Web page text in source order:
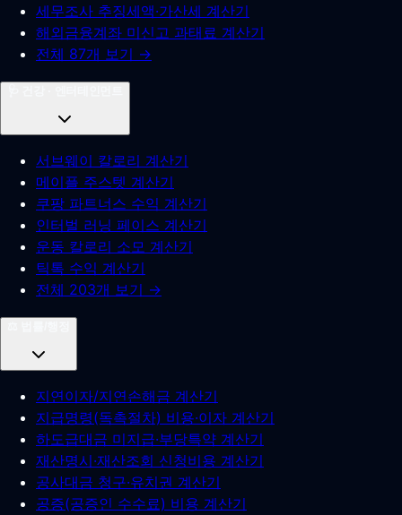
세무조사 추징세액·가산세 계산기
해외금융계좌 미신고 과태료 계산기
전체 87개 보기 →
서브웨이 칼로리 계산기
메이플 주스텟 계산기
쿠팡 파트너스 수익 계산기
인터벌 러닝 페이스 계산기
운동 칼로리 소모 계산기
틱톡 수익 계산기
전체 203개 보기 →
지연이자/지연손해금 계산기
지급명령(독촉절차) 비용·이자 계산기
하도급대금 미지급·부당특약 계산기
재산명시·재산조회 신청비용 계산기
공사대금 청구·유치권 계산기
공증(공증인 수수료) 비용 계산기